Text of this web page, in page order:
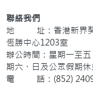
聯絡我們
地 址：香港新界葵
恆勝中心1203室
辦公時間：星期一至
期六、日及公眾假期休
電 話：(852)